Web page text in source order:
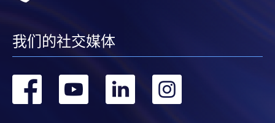
我们的社交媒体
转 转 转 转